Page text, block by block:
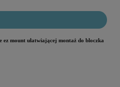
ez mount ułatwiającej montaż do bloczka